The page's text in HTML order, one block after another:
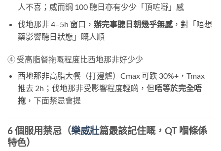
人不喜；威而鋼 100 聽日亦有少少「頂咗嘢」感
伐地那非 4–5h 窗口， 辦完事聽日朝幾乎無感，對「唔想
藥影響聽日狀態」嘅人順
④ 受高脂餐拖嘅程度比西地那非好少少
西地那非高脂大餐（打邊爐）Cmax 可跌 30%+，Tmax
推去 2h；伐地那非受影響程度輕啲，但唔等於完全唔
拖，下面禁忌會提
6 個服用禁忌（樂威壯篇最該記住嘅，QT 嗰條係
特色）